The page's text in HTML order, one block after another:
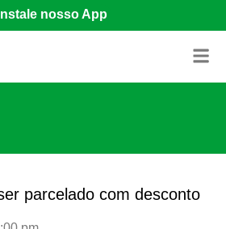
nosso App
parcelado com desconto